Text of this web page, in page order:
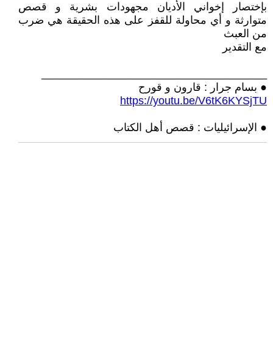
بإختصار إخواني الأديان مجهودات بشرية و قصص
متوارثة و أي محاولة للقفز على هذه الحقيقة هي ضرب
من العبث
مع التقدير
● بسام جرار : قارون و قورح
https://youtu.be/V6tK6KYSjTU
● الإسرائيليات : قصص أهل الكتاب